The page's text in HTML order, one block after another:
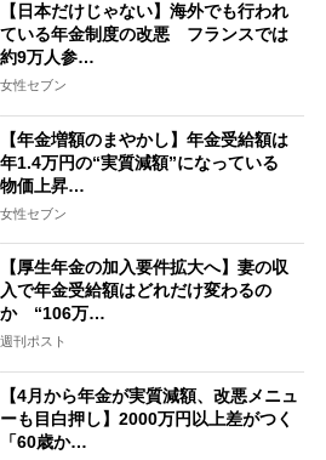
【日本だけじゃない】海外でも行われ
ている年金制度の改悪 フランスでは
約9万人参…
女性セブン
【年金増額のまやかし】年金受給額は
年1.4万円の“実質減額”になっている
物価上昇…
女性セブン
【厚生年金の加入要件拡大へ】妻の収
入で年金受給額はどれだけ変わるの
か “106万…
週刊ポスト
【4月から年金が実質減額、改悪メニュ
ーも目白押し】2000万円以上差がつく
「60歳か…